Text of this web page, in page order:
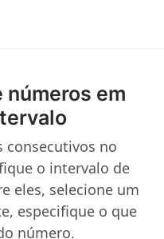
em
consecutivos no
o intervalo de
eles, selecione um
especifique o que
número.